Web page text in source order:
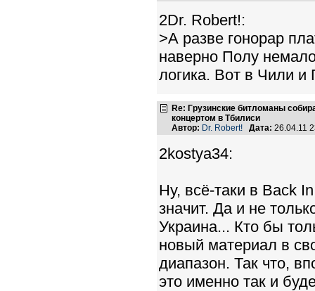
2Dr. Robert!:
>А разве гонорар
наверно Полу
логика. Вот в Чили и
Re: Грузинские битломаны
концертом в Тбилиси
Автор: Dr. Robert! Дата: 26.04.11
2kostya34:
Ну, всё-таки в Back
значит. Да и не
Украина... Кто бы
новый материал в
диапазон. Так что,
это именно так и